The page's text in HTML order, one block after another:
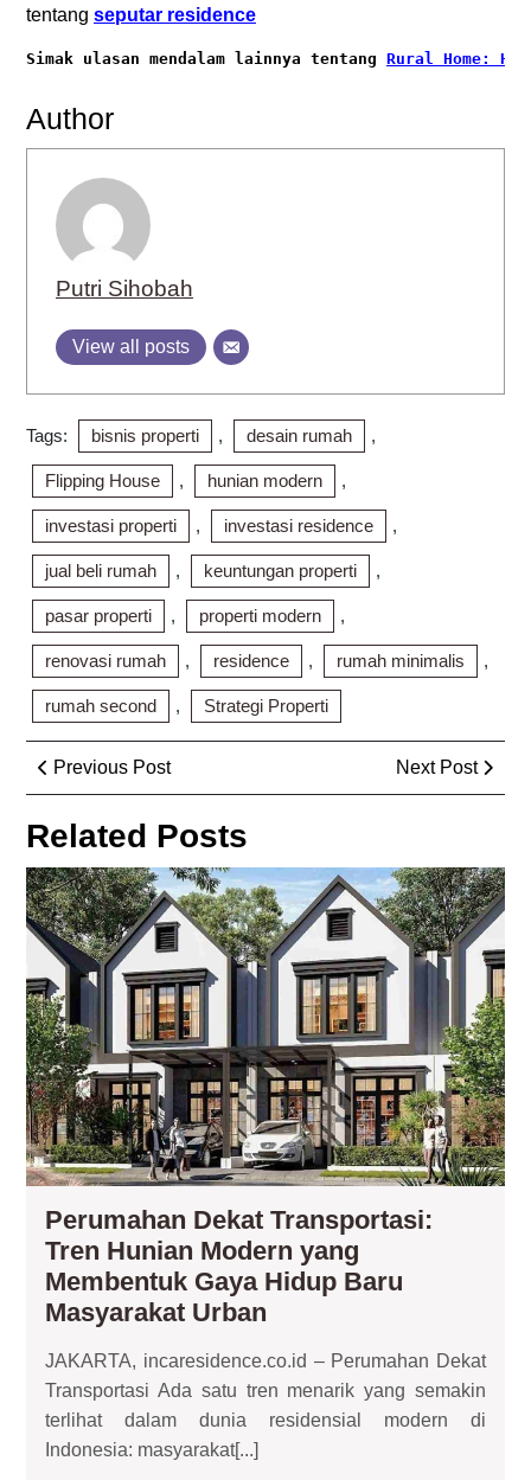
tentang seputar residence
Simak ulasan mendalam lainnya tentang Rural Home:
Author
Putri Sihobah
View all posts
Tags: bisnis properti , desain rumah ,
Flipping House , hunian modern ,
investasi properti , investasi residence ,
jual beli rumah , keuntungan properti ,
pasar properti , properti modern ,
renovasi rumah , residence , rumah minimalis ,
rumah second , Strategi Properti
Post
navigation
Previous PostPrevious
Post
Next Post
Next
Post
Related Posts
Perumahan Dekat Transportasi:
Tren Hunian Modern yang
Membentuk Gaya Hidup Baru
Masyarakat Urban
Transportasi:
Tren
Hunian
JAKARTA, incaresidence.co.id – Perumahan Dekat
Transportasi Ada satu tren menarik yang semakin
terlihat dalam dunia residensial modern di
Indonesia: masyarakat[...]